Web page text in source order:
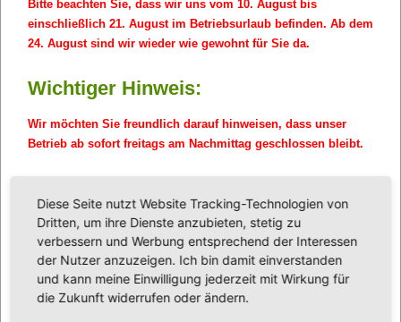
Bitte beachten Sie, dass wir uns vom 10. August bis
einschließlich 21. August im Betriebsurlaub befinden. Ab dem
24. August sind wir wieder wie gewohnt für Sie da.
Wichtiger Hinweis:
Wir möchten Sie freundlich darauf hinweisen, dass unser
Betrieb ab sofort freitags am Nachmittag geschlossen bleibt.
Diese Seite nutzt Website Tracking-Technologien von
Dritten, um ihre Dienste anzubieten, stetig zu
verbessern und Werbung entsprechend der Interessen
der Nutzer anzuzeigen. Ich bin damit einverstanden
und kann meine Einwilligung jederzeit mit Wirkung für
die Zukunft widerrufen oder ändern.